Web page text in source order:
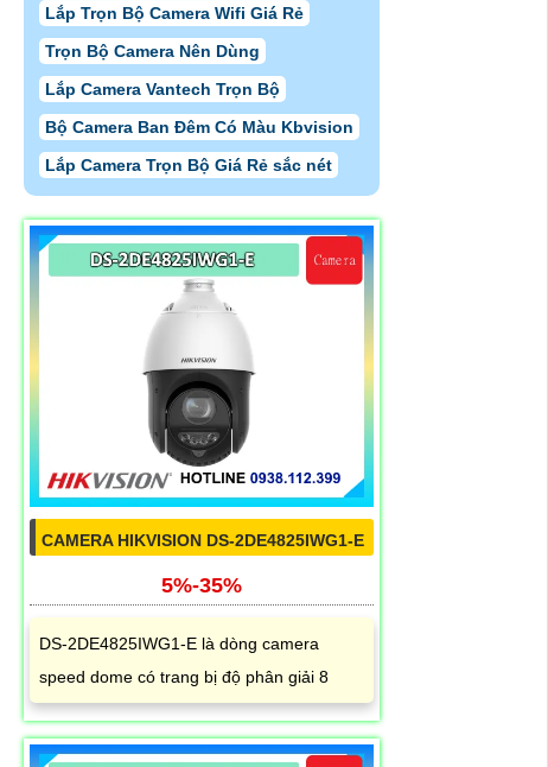
Lắp Trọn Bộ Camera Wifi Giá Rẻ
Trọn Bộ Camera Nên Dùng
Lắp Camera Vantech Trọn Bộ
Bộ Camera Ban Đêm Có Màu Kbvision
Lắp Camera Trọn Bộ Giá Rẻ sắc nét
CAMERA HIKVISION DS-2DE4825IWG1-E
5%-35%
DS-2DE4825IWG1-E là dòng camera
speed dome có trang bị độ phân giải 8